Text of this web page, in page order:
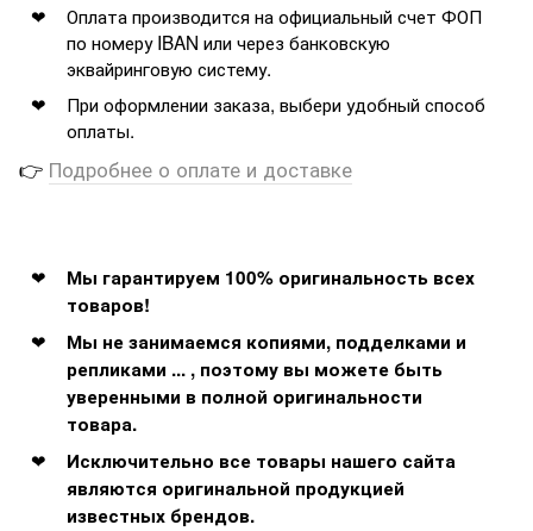
Оплата производится на официальный счет ФОП
по номеру IBAN или через банковскую
эквайринговую систему.
При оформлении заказа, выбери удобный способ
оплаты.
👉 Подробнее о оплате и доставке
Мы гарантируем 100% оригинальность всех
товаров!
Мы не занимаемся копиями, подделками и
репликами ... , поэтому вы можете быть
уверенными в полной оригинальности
товара.
Исключительно все товары нашего сайта
являются оригинальной продукцией
известных брендов.